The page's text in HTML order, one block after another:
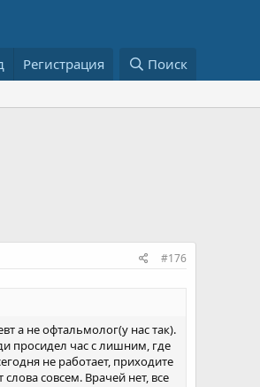
Регистрация Поиск
#176
а не офтальмолог(у нас так).
просидел час с лишним, где
не работает, приходите
совсем. Врачей нет, все